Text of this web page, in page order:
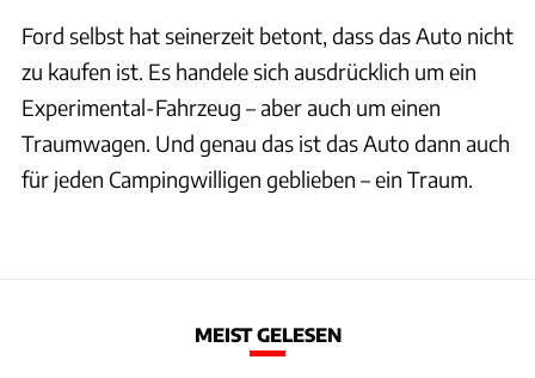
Ford selbst hat seinerzeit betont, dass das Auto nicht
zu kaufen ist. Es handele sich ausdrücklich um ein
Experimental-Fahrzeug – aber auch um einen
Traumwagen. Und genau das ist das Auto dann auch
für jeden Campingwilligen geblieben – ein Traum.
MEIST GELESEN